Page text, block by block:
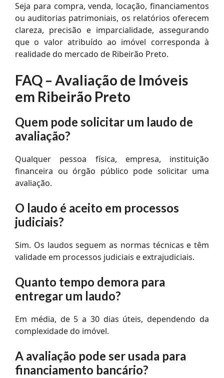
Seja para compra, venda, locação, financiamentos
ou auditorias patrimoniais, os relatórios oferecem
clareza, precisão e imparcialidade, assegurando
que o valor atribuído ao imóvel corresponda à
realidade do mercado de Ribeirão Preto.
FAQ – Avaliação de Imóveis
em Ribeirão Preto
Quem pode solicitar um laudo de
avaliação?
Qualquer pessoa física, empresa, instituição
financeira ou órgão público pode solicitar uma
avaliação.
O laudo é aceito em processos
judiciais?
Sim. Os laudos seguem as normas técnicas e têm
validade em processos judiciais e extrajudiciais.
Quanto tempo demora para
entregar um laudo?
Em média, de 5 a 30 dias úteis, dependendo da
complexidade do imóvel.
A avaliação pode ser usada para
financiamento bancário?